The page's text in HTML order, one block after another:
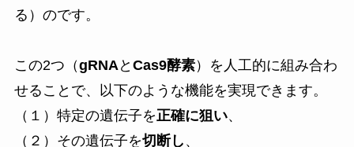
る）のです。
この2つ（gRNA と Cas9酵素）を人工的に組み合わ
せることで、以下のような機能を実現できます。
（１）特定の遺伝子を正確に狙い、
（２）その遺伝子を切断し 、